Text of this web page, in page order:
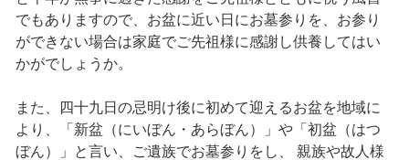
でもありますので、お盆に近い日にお墓参りを、お参り
ができない場合は家庭でご先祖様に感謝し供養してはい
かがでしょうか。
また、四十九日の忌明け後に初めて迎えるお盆を地域に
より、「新盆（にいぼん・あらぼん）」や「初盆（はつ
ぼん）」と言い、ご遺族でお墓参りをし、 親族や故人様